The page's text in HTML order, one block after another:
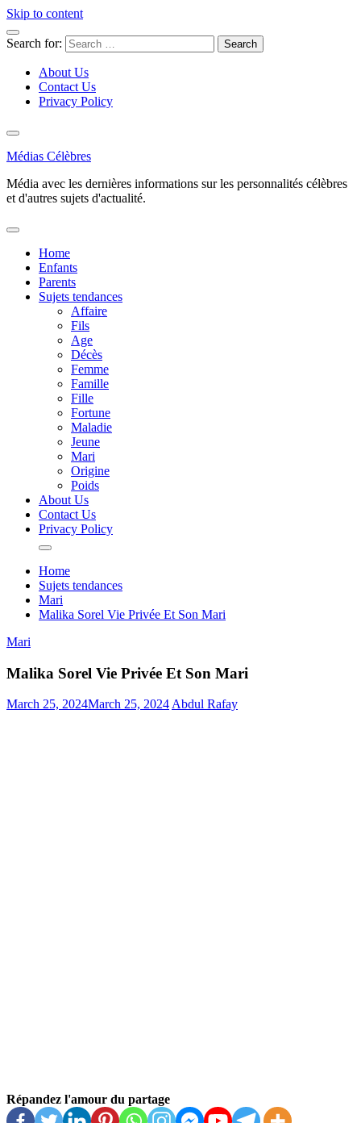
Skip to content
Search for:
About Us
Contact Us
Privacy Policy
Médias Célèbres
Média avec les dernières informations sur les personnalités célèbres
et d'autres sujets d'actualité.
Home
Enfants
Parents
Sujets tendances
Affaire
Fils
Age
Décès
Femme
Famille
Fille
Fortune
Maladie
Jeune
Mari
Origine
Poids
About Us
Contact Us
Privacy Policy
Home
Sujets tendances
Mari
Malika Sorel Vie Privée Et Son Mari
Mari
Malika Sorel Vie Privée Et Son Mari
March 25, 2024March 25, 2024Abdul Rafay
Répandez l'amour du partage